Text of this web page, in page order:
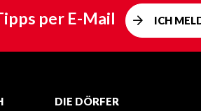
per E-Mail ICH
DIE DÖRFER